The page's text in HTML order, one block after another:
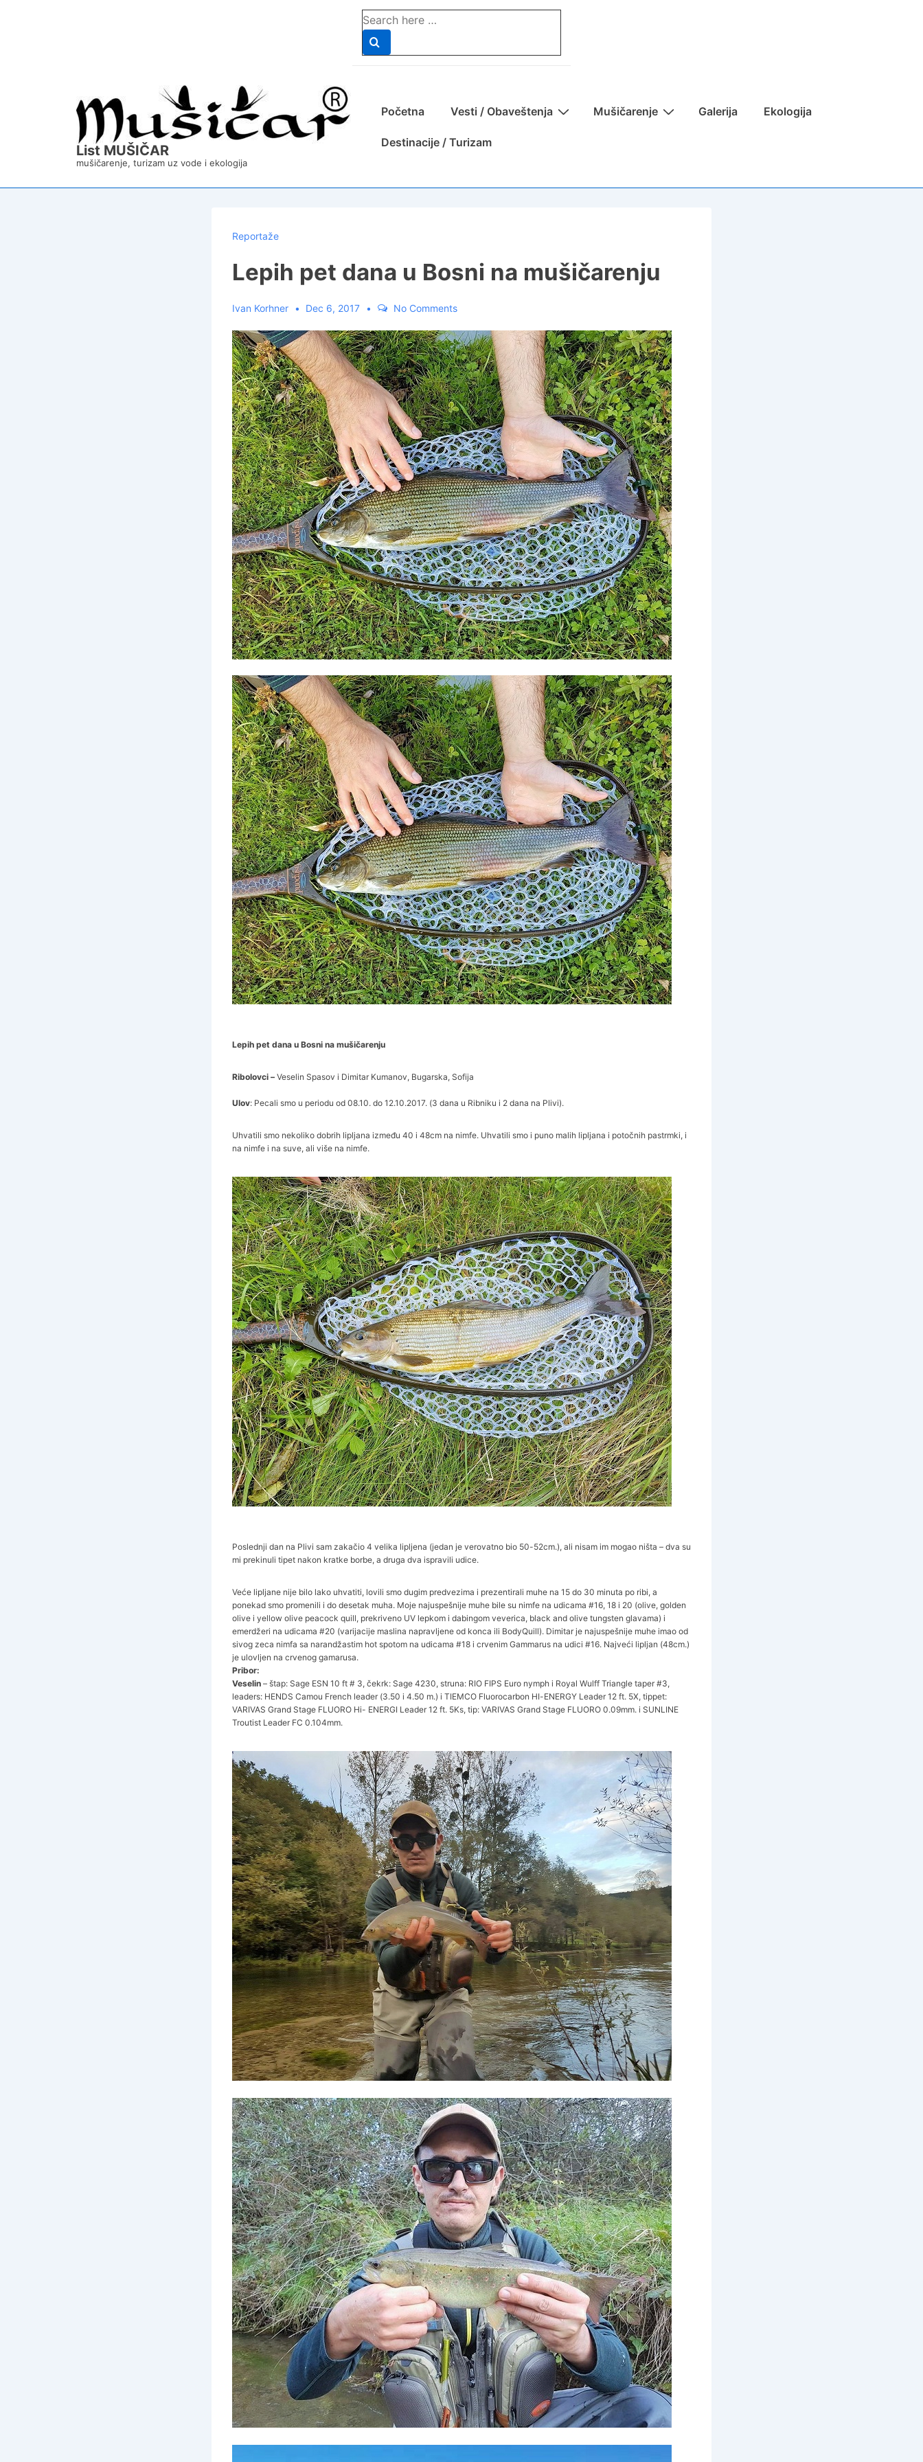
Search
for:
List MUŠIČAR
mušičarenje, turizam uz vode i ekologija
Navigation
Početna Vesti / Obaveštenja Mušičarenje Galerija Ekologija
Destinacije / Turizam
Reportaže
Lepih pet dana u Bosni na mušičarenju
Ivan Korhner Dec 6, 2017 No Comments
Lepih pet dana u Bosni na mušičarenju
Ribolovci – Veselin Spasov i Dimitar Kumanov, Bugarska, Sofija
Ulov: Pecali smo u periodu od 08.10. do 12.10.2017. (3 dana u Ribniku i 2 dana na Plivi).
Uhvatili smo nekoliko dobrih lipljana između 40 i 48cm na nimfe. Uhvatili smo i puno malih lipljana i potočnih pastrmki, i
na nimfe i na suve, ali više na nimfe.
Poslednji dan na Plivi sam zakačio 4 velika lipljena (jedan je verovatno bio 50-52cm.), ali nisam im mogao ništa – dva su
mi prekinuli tipet nakon kratke borbe, a druga dva ispravili udice.
Veće lipljane nije bilo lako uhvatiti, lovili smo dugim predvezima i prezentirali muhe na 15 do 30 minuta po ribi, a
ponekad smo promenili i do desetak muha. Moje najuspešnije muhe bile su nimfe na udicama #16, 18 i 20 (olive, golden
olive i yellow olive peacock quill, prekriveno UV lepkom i dabingom veverica, black and olive tungsten glavama) i
emerdžeri na udicama #20 (varijacije maslina napravljene od konca ili BodyQuill). Dimitar je najuspešnije muhe imao od
sivog zeca nimfa sa narandžastim hot spotom na udicama #18 i crvenim Gammarus na udici #16. Najveći lipljan (48cm.)
je ulovljen na crvenog gamarusa.
Pribor:
Veselin– štap: Sage ESN 10 ft # 3, čekrk: Sage 4230, struna: RIO FIPS Euro nymph i Royal Wulff Triangle taper #3,
leaders: HENDS Camou French leader (3.50 i 4.50 m.) i TIEMCO Fluorocarbon HI-ENERGY Leader 12 ft. 5X, tippet:
VARIVAS Grand Stage FLUORO Hi- ENERGI Leader 12 ft. 5Ks, tip: VARIVAS Grand Stage FLUORO 0.09mm. i SUNLINE
Troutist Leader FC 0.104mm.